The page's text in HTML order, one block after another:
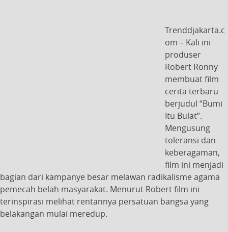
Trenddjakarta.c
om – Kali ini
produser
Robert Ronny
membuat film
cerita terbaru
berjudul “Bumi
Itu Bulat”.
Mengusung
toleransi dan
keberagaman,
film ini menjadi
bagian dari kampanye besar melawan radikalisme agama
pemecah belah masyarakat. Menurut Robert film ini
terinspirasi melihat rentannya persatuan bangsa yang
belakangan mulai meredup.